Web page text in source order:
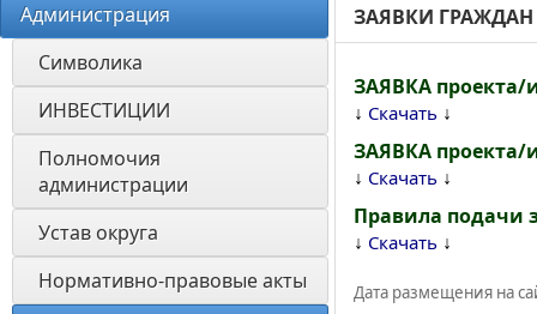
Администрация
Символика
ИНВЕСТИЦИИ
Полномочия
администрации
Устав округа
Нормативно-правовые акты
ЗАЯВКИ ГРАЖДАН
ЗАЯВКА проекта/
↓ Скачать ↓
ЗАЯВКА проекта/
↓ Скачать ↓
Правила подачи
↓ Скачать ↓
Дата размещения на